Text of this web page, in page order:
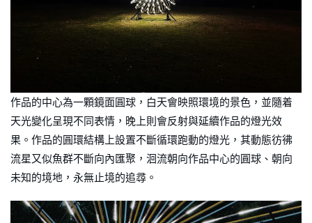
作品的中心為一顆鏡面圓球，白天會映照環境的景色，並隨着
天光變化呈現不同表情，晚上則會反射與延續作品的燈光效
果。作品的圓環結構上設置不斷循環跑動的燈光，其動態彷彿
流星又似魚群不斷向內匯聚，洄流朝向作品中心的圓球、朝向
未知的境地，永無止境的追尋。